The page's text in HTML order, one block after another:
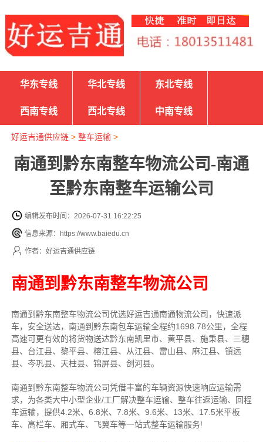
华东专线 华北专线 东北专线
西南专线 西北专线 中南专线
好运吉通供应链> 整车运输>
南通到黔东南整车物流公司-南通
至黔东南整车运输公司
编辑发布时间：2026-07-31 16:22:25
信息来源：https://www.baiedu.cn
作者：好运吉通供应链
南通到黔东南整车物流公司
南通到黔东南整车物流公司优选好运吉通南通物流公司，快速派
车，安全送达，南通到黔东南包车运输全程约1698.78公里，全程
高速可更有效的将货物送达黔东南凯里市、黄平县、施秉县、三穗
县、台江县、黎平县、榕江县、从江县、雷山县、麻江县、镇远
县、岑巩县、天柱县、锦屏县、剑河县。
南通到黔东南整车物流公司凭借丰富的车辆资源快速响应运输需
求，为各类大中小型企业/工厂解决整车运输、整车往返运输、回程
车运输， 提供4.2米、6.8米、7.8米、9.6米、13米、17.5米平板
车、高栏车、厢式车、飞翼车等一站式整车运输服务!